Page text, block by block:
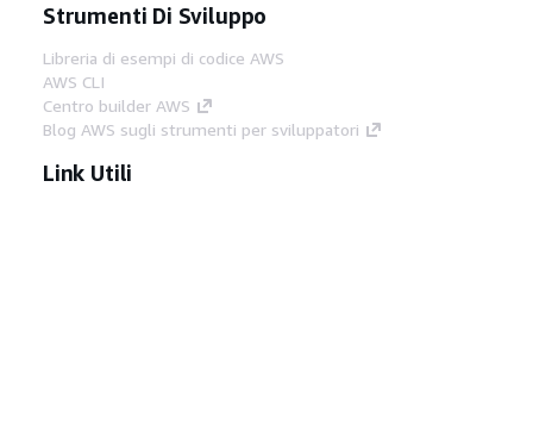
Strumenti Di Sviluppo
Libreria di esempi di codice AWS
AWS CLI
Centro builder AWS
Blog AWS sugli strumenti per sviluppatori
Link Utili